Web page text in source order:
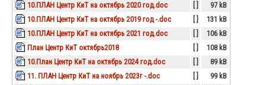
10.ПЛАН Центр КиТ на октябрь 2020 год.doc
97 kB
10.ПЛАН Центр КиТ на октябрь 2019 год -.doc
131 kB
10.ПЛАН Центр КиТ на октябрь 2021 год.doc
106 kB
План Центр КиТ октябрь2018
108 kB
10.План Центр КиТ на октябрь 2024 год.doc
89 kB
11. ПЛАН Центр КиТ на ноябрь 2023г -.doc
99 kB